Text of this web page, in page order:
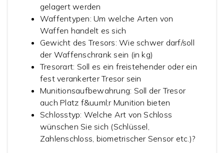
gelagert werden
Waffentypen: Um welche Arten von
Waffen handelt es sich
Gewicht des Tresors: Wie schwer darf/soll
der Waffenschrank sein (in kg)
Tresorart: Soll es ein freistehender oder ein
fest verankerter Tresor sein
Munitionsaufbewahrung: Soll der Tresor
auch Platz f&uuml;r Munition bieten
Schlosstyp: Welche Art von Schloss
wünschen Sie sich (Schlüssel,
Zahlenschloss, biometrischer Sensor etc.)?